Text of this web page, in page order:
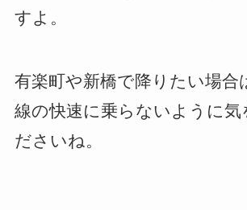
すよ。
有楽町や新橋で降りたい場合
線の快速に乗らないように気
ださいね。